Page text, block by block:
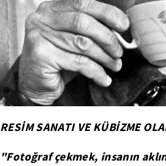
RESİM SANATI VE KÜBİZME
"Fotoğraf çekmek, insanın